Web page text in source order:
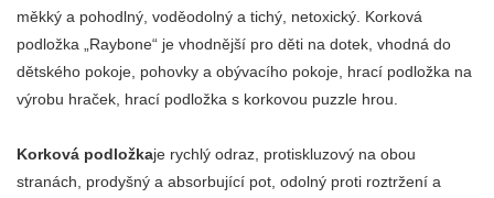
měkký a pohodlný, voděodolný a tichý, netoxický. Korková
podložka „Raybone“ je vhodnější pro děti na dotek, vhodná do
dětského pokoje, pohovky a obývacího pokoje, hrací podložka na
výrobu hraček, hrací podložka s korkovou puzzle hrou.
Korková podložkaje rychlý odraz, protiskluzový na obou
stranách, prodyšný a absorbující pot, odolný proti roztržení a